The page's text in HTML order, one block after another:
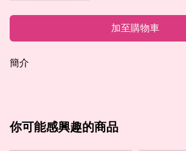
加至購物車
簡介
你可能感興趣的商品